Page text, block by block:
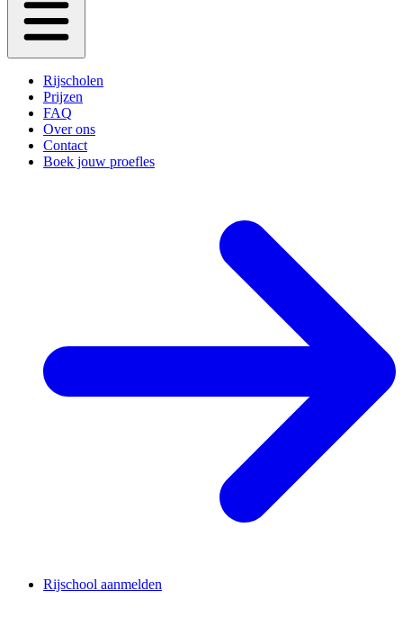
Rijscholen
Prijzen
FAQ
Over ons
Contact
Boek jouw proefles
Rijschool aanmelden